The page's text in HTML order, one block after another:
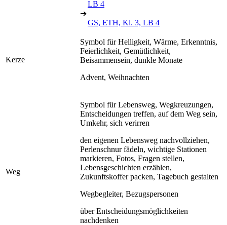
LB 4
➔
GS, ETH, Kl. 3, LB 4
Kerze
Symbol für Helligkeit, Wärme, Erkenntnis,
Feierlichkeit, Gemütlichkeit,
Beisammensein, dunkle Monate
Advent, Weihnachten
Weg
Symbol für Lebensweg, Wegkreuzungen,
Entscheidungen treffen, auf dem Weg sein,
Umkehr, sich verirren
den eigenen Lebensweg nachvollziehen,
Perlenschnur fädeln, wichtige Stationen
markieren, Fotos, Fragen stellen,
Lebensgeschichten erzählen,
Zukunftskoffer packen, Tagebuch gestalten
Wegbegleiter, Bezugspersonen
über Entscheidungsmöglichkeiten
nachdenken